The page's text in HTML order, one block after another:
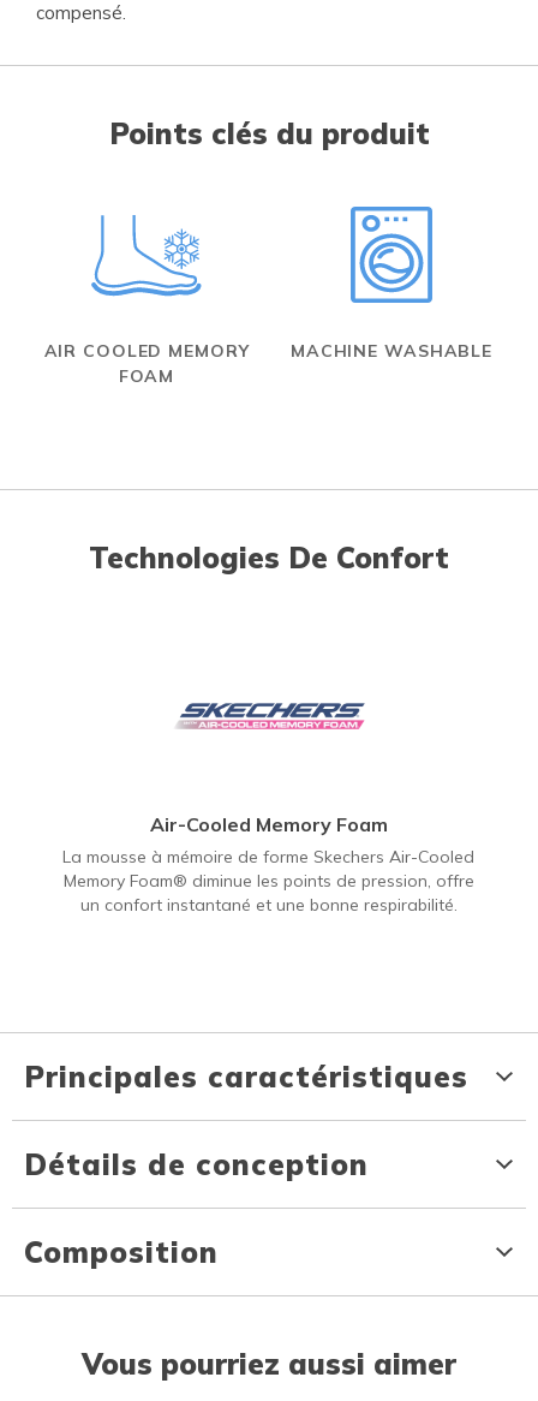
compensé.
Points clés du produit
AIR COOLED MEMORY
FOAM
MACHINE WASHABLE
Technologies De Confort
Air-Cooled Memory Foam
La mousse à mémoire de forme Skechers Air-Cooled
Memory Foam® diminue les points de pression, offre
un confort instantané et une bonne respirabilité.
Principales caractéristiques
Détails de conception
Composition
Vous pourriez aussi aimer